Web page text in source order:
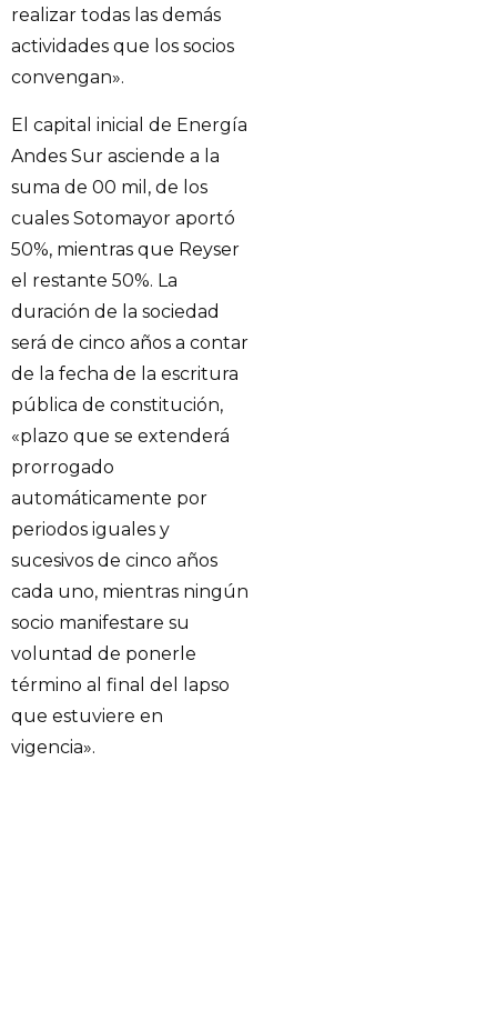
realizar todas las demás
actividades que los socios
convengan».
El capital inicial de Energía
Andes Sur asciende a la
suma de 00 mil, de los
cuales Sotomayor aportó
50%, mientras que Reyser
el restante 50%. La
duración de la sociedad
será de cinco años a contar
de la fecha de la escritura
pública de constitución,
«plazo que se extenderá
prorrogado
automáticamente por
periodos iguales y
sucesivos de cinco años
cada uno, mientras ningún
socio manifestare su
voluntad de ponerle
término al final del lapso
que estuviere en
vigencia».